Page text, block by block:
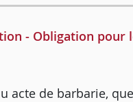
- Obligation
de barbarie,